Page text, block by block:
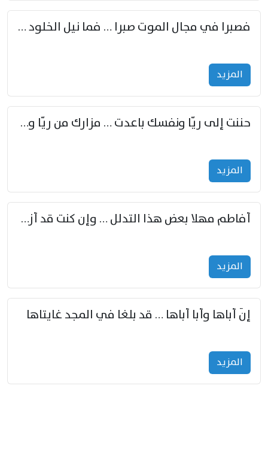
فصبرا في مجال الموت صبرا … فما نيل الخلود بمستطاع
المزید
حننت إلى ريّا ونفسك باعدت … مزارك من ريّا وشعباكما معا
المزید
أفاطم مهلا بعض هذا التدلل … وإن كنت قد أزمعت صرمي فأجملي
المزید
إنّ أباها وأبا أباها … قد بلغا في المجد غايتاها
المزید